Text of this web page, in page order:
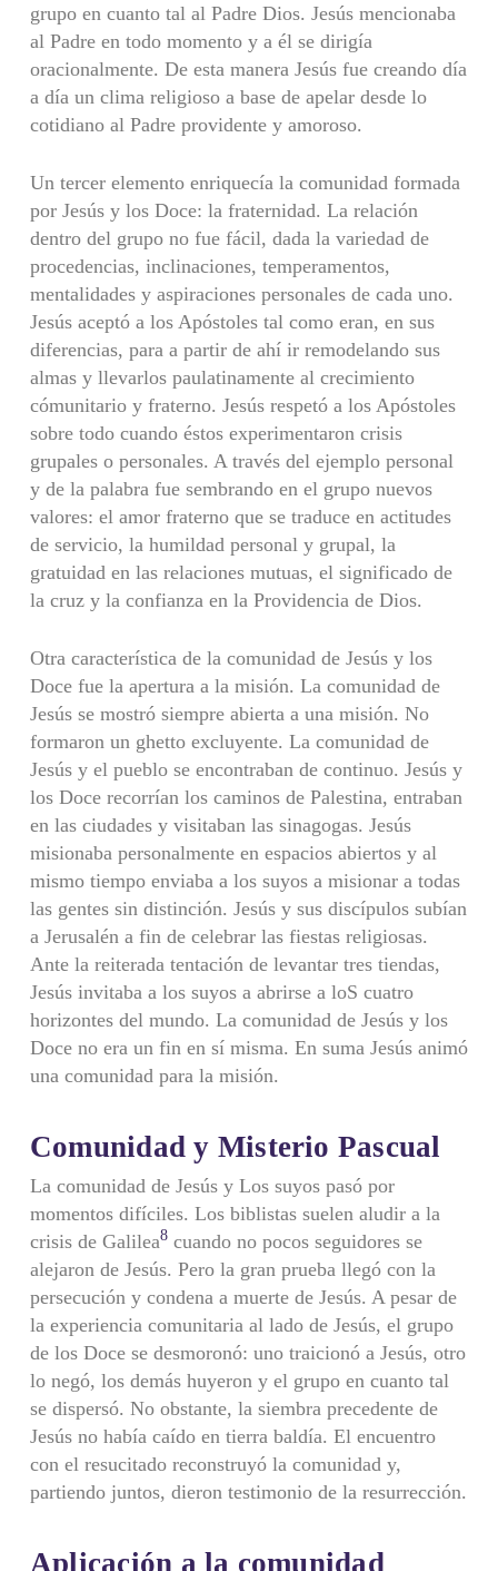
grupo en cuanto tal al Padre Dios. Jesús mencionaba
al Padre en todo momento y a él se dirigía
oracionalmente. De esta manera Jesús fue creando día
a día un clima religioso a base de apelar desde lo
cotidiano al Padre providente y amoroso.
Un tercer elemento enriquecía la comunidad formada
por Jesús y los Doce: la fraternidad. La relación
dentro del grupo no fue fácil, dada la variedad de
procedencias, inclinaciones, temperamentos,
mentalidades y aspiraciones personales de cada uno.
Jesús aceptó a los Apóstoles tal como eran, en sus
diferencias, para a partir de ahí ir remodelando sus
almas y llevarlos paulatinamente al crecimiento
cómunitario y fraterno. Jesús respetó a los Apóstoles
sobre todo cuando éstos experimentaron crisis
grupales o personales. A través del ejemplo personal
y de la palabra fue sembrando en el grupo nuevos
valores: el amor fraterno que se traduce en actitudes
de servicio, la humildad personal y grupal, la
gratuidad en las relaciones mutuas, el significado de
la cruz y la confianza en la Providencia de Dios.
Otra característica de la comunidad de Jesús y los
Doce fue la apertura a la misión. La comunidad de
Jesús se mostró siempre abierta a una misión. No
formaron un ghetto excluyente. La comunidad de
Jesús y el pueblo se encontraban de continuo. Jesús y
los Doce recorrían los caminos de Palestina, entraban
en las ciudades y visitaban las sinagogas. Jesús
misionaba personalmente en espacios abiertos y al
mismo tiempo enviaba a los suyos a misionar a todas
las gentes sin distinción. Jesús y sus discípulos subían
a Jerusalén a fin de celebrar las fiestas religiosas.
Ante la reiterada tentación de levantar tres tiendas,
Jesús invitaba a los suyos a abrirse a loS cuatro
horizontes del mundo. La comunidad de Jesús y los
Doce no era un fin en sí misma. En suma Jesús animó
una comunidad para la misión.
Comunidad y Misterio Pascual
La comunidad de Jesús y Los suyos pasó por
momentos difíciles. Los biblistas suelen aludir a la
crisis de Galilea8cuando no pocos seguidores se
alejaron de Jesús. Pero la gran prueba llegó con la
persecución y condena a muerte de Jesús. A pesar de
la experiencia comunitaria al lado de Jesús, el grupo
de los Doce se desmoronó: uno traicionó a Jesús, otro
lo negó, los demás huyeron y el grupo en cuanto tal
se dispersó. No obstante, la siembra precedente de
Jesús no había caído en tierra baldía. El encuentro
con el resucitado reconstruyó la comunidad y,
partiendo juntos, dieron testimonio de la resurrección.
Aplicación a la comunidad